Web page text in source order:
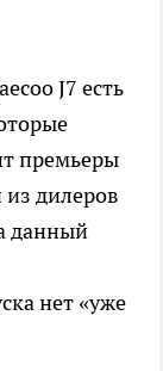
J7 есть
премьеры
дилеров
данный
нет «уже